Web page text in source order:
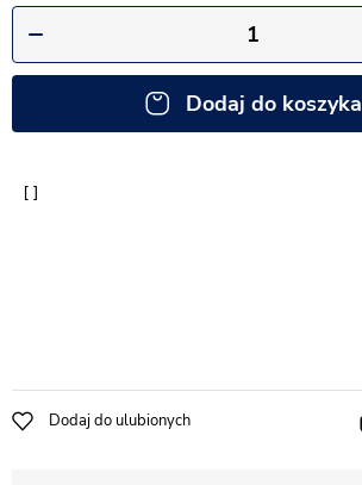
Dodaj do koszyka
Dodaj do ulubionych